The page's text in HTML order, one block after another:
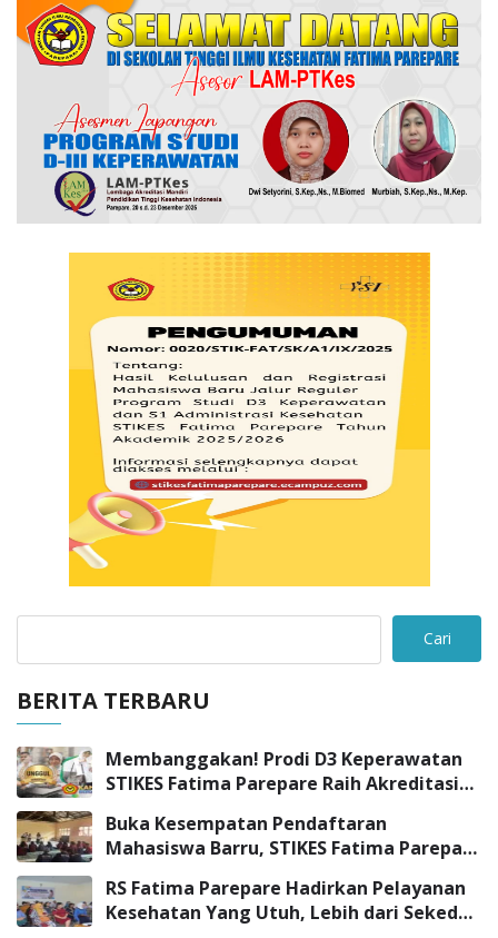
Cari
BERITA TERBARU
Membanggakan! Prodi D3 Keperawatan
STIKES Fatima Parepare Raih Akreditasi
Buka Kesempatan Pendaftaran
Mahasiswa Barru, STIKES Fatima Parepare
RS Fatima Parepare Hadirkan Pelayanan
Kesehatan Yang Utuh, Lebih dari Sekedar